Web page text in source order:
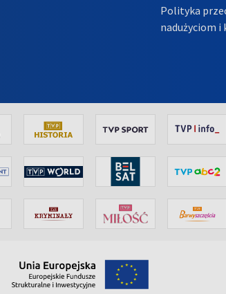
Polityka
nadużyciom i